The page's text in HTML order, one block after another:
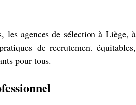
agences de sélection à Liège, à
de recrutement équitables,
pour tous.